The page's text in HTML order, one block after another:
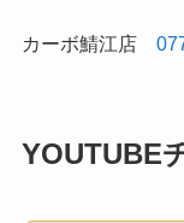
カーボ鯖江店
YOUTUBE